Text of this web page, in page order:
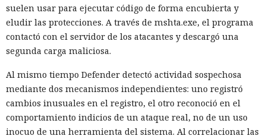
suelen usar para ejecutar código de forma encubierta y
eludir las protecciones. A través de mshta.exe, el programa
contactó con el servidor de los atacantes y descargó una
segunda carga maliciosa.
Al mismo tiempo Defender detectó actividad sospechosa
mediante dos mecanismos independientes: uno registró
cambios inusuales en el registro, el otro reconoció en el
comportamiento indicios de un ataque real, no de un uso
inocuo de una herramienta del sistema. Al correlacionar las